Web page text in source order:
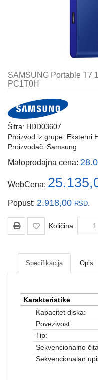
satovi
Gaming
oprema
Štampanje
skeniranje
Mrežna
oprema
oprema
SAMSUNG Portable T7
PC1T0H
Šifra: HDD03607
Proizvod iz grupe: Eksterni
Proizvođač: Samsung
Maloprodajna cena:
WebCena:
Popust: 2.918,00 RSD.
Količina
Specifikacija Opis
Karakteristike
Kapacitet diska:
Povezivost:
Tip:
Sekvencionalno
Sekvencionalan